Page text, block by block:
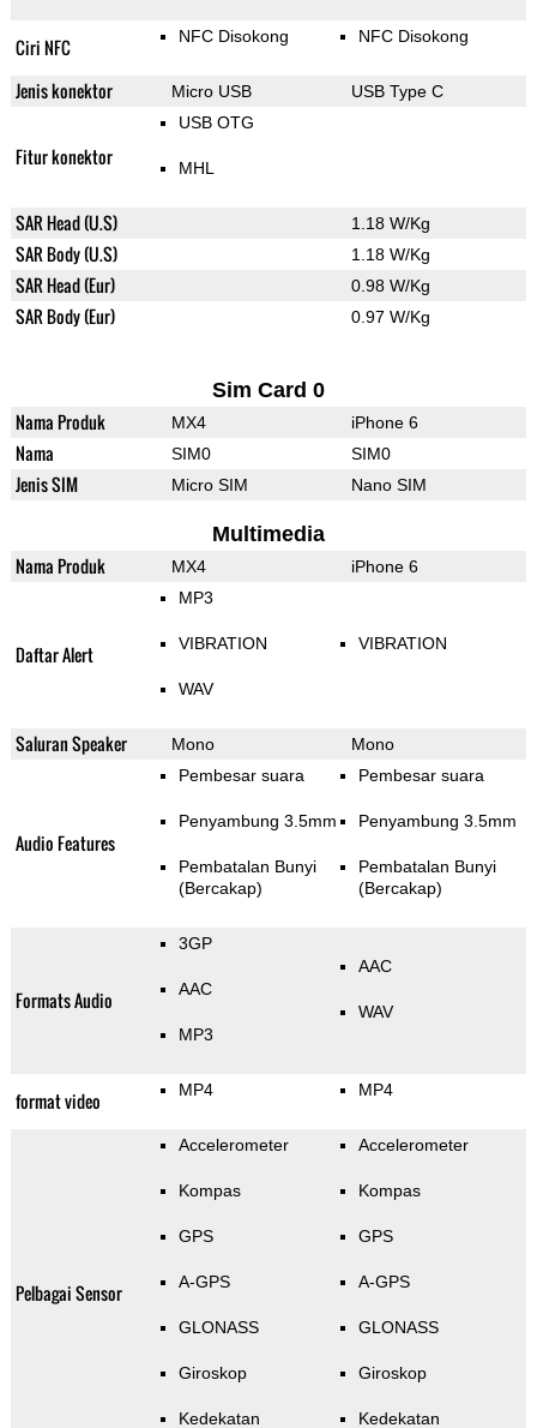
Ciri NFC NFC Disokong NFC Disokong
Jenis konektor Micro USB USB Type C
Fitur konektor
USB OTG
MHL
SAR Head (U.S) 1.18 W/Kg
SAR Body (U.S) 1.18 W/Kg
SAR Head (Eur) 0.98 W/Kg
SAR Body (Eur) 0.97 W/Kg
Sim Card 0
Nama Produk MX4 iPhone 6
Nama SIM0 SIM0
Jenis SIM Micro SIM Nano SIM
Multimedia
Nama Produk MX4 iPhone 6
Daftar Alert
MP3
VIBRATION
WAV
VIBRATION
Saluran Speaker Mono Mono
Audio Features
Pembesar suara
Penyambung 3.5mm
Pembatalan Bunyi
(Bercakap)
Pembesar suara
Penyambung 3.5mm
Pembatalan Bunyi
(Bercakap)
Formats Audio
3GP
AAC
MP3
AAC
WAV
format video MP4 MP4
Pelbagai Sensor
Accelerometer
Kompas
GPS
A-GPS
GLONASS
Giroskop
Kedekatan
Accelerometer
Kompas
GPS
A-GPS
GLONASS
Giroskop
Kedekatan